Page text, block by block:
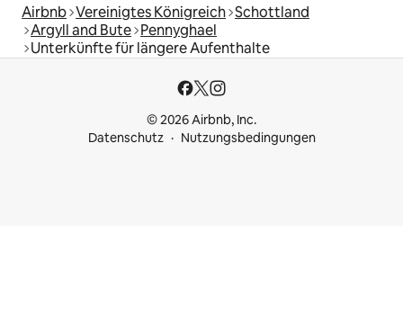
Airbnb Vereinigtes Königreich Schottland
Argyll and Bute Pennyghael
Unterkünfte für längere Aufenthalte
© 2026 Airbnb, Inc.
Datenschutz
Nutzungsbedingungen